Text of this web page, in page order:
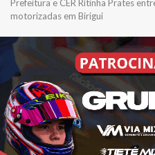
Prefeitura e CER Ritinha Prates
motorizadas em Birigui